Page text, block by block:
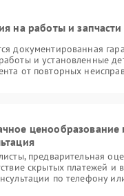
на работы и запчасти
документированная
и установленные
от повторных
ценообразование
предварительная
скрытых платежей и
по телефону